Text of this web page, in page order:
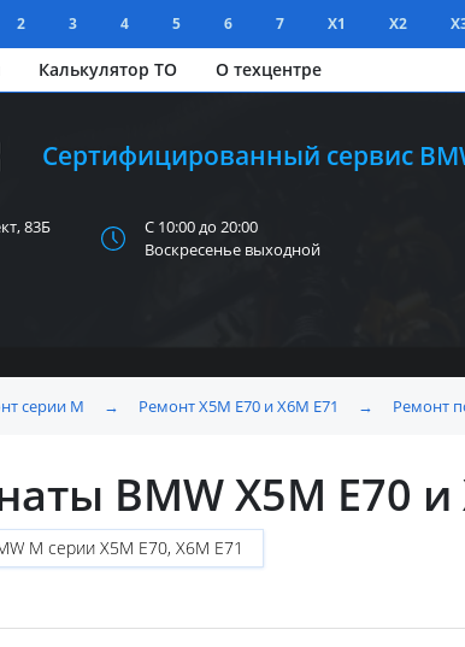
2 3 4 5 6 7 X1 X2
Калькулятор ТО О техцентре
Сертифицированный сервис
83Б
С 10:00 до 20:00
Воскресенье выходной
серии M → Ремонт X5M E70 и X6M E71 → Ремонт
BMW X5M E70 и
M серии X5M E70, X6M E71